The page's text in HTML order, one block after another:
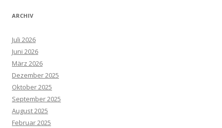
ARCHIV
Juli 2026
Juni 2026
März 2026
Dezember 2025
Oktober 2025
September 2025
August 2025
Februar 2025